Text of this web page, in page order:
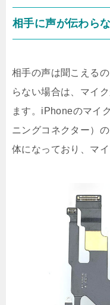
相手に声が伝わら
相手の声は聞こえる
らない場合は、マイ
ます。iPhoneのマイ
ニングコネクター）
体になっており、マ